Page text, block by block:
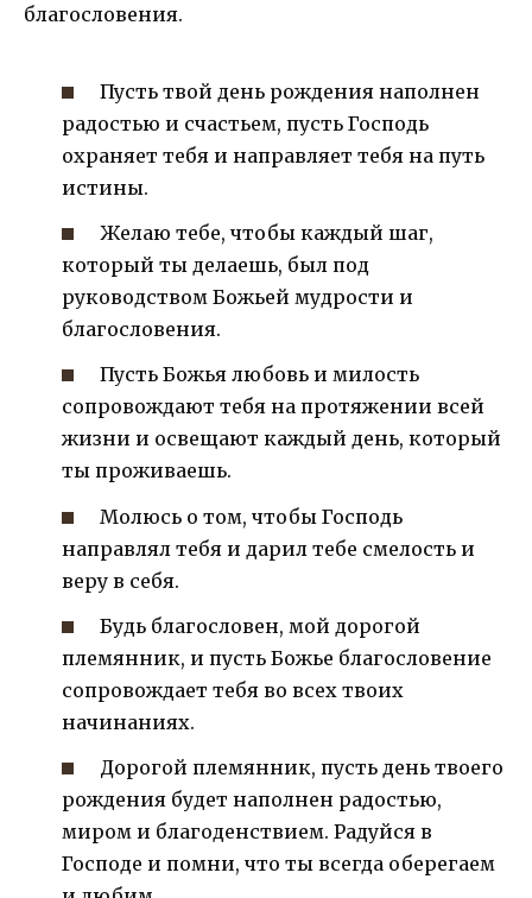
благословения.
Пусть твой день рождения наполнен
радостью и счастьем, пусть Господь
охраняет тебя и направляет тебя на путь
истины.
Желаю тебе, чтобы каждый шаг,
который ты делаешь, был под
руководством Божьей мудрости и
благословения.
Пусть Божья любовь и милость
сопровождают тебя на протяжении всей
жизни и освещают каждый день, который
ты проживаешь.
Молюсь о том, чтобы Господь
направлял тебя и дарил тебе смелость и
веру в себя.
Будь благословен, мой дорогой
племянник, и пусть Божье благословение
сопровождает тебя во всех твоих
начинаниях.
Дорогой племянник, пусть день твоего
рождения будет наполнен радостью,
миром и благоденствием. Радуйся в
Господе и помни, что ты всегда оберегаем